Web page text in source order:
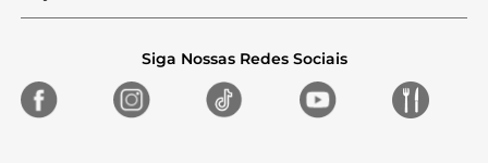
Siga Nossas Redes Sociais